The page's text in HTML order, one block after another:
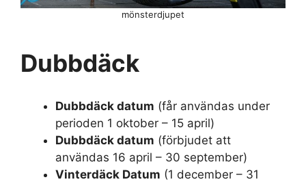
mönsterdjupet
Dubbdäck
Dubbdäck datum (får användas under
perioden 1 oktober – 15 april)
Dubbdäck datum (förbjudet att
användas 16 april – 30 september)
Vinterdäck Datum (1 december – 31